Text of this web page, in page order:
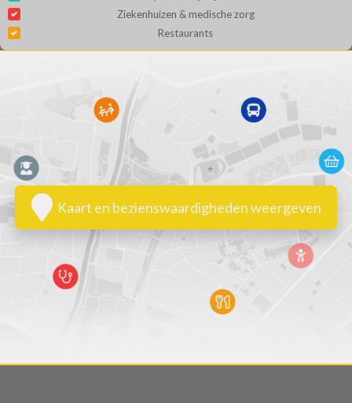
Ziekenhuizen & medische zorg
Restaurants
Kaart en bezienswaardigheden weergeven